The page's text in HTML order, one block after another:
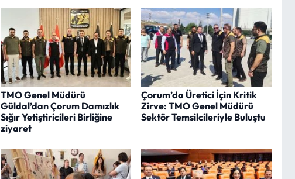
TMO Genel Müdürü
Güldal’dan Çorum Damızlık
Sığır Yetiştiricileri Birliğine
ziyaret
Çorum’da Üretici İçin Kritik
Zirve: TMO Genel Müdürü
Sektör Temsilcileriyle Buluştu